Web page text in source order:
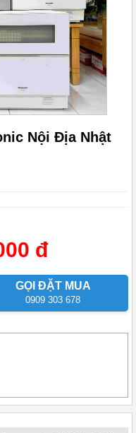
Nội Địa Nhật
đ
GỌI ĐẶT MUA
0909 303 678